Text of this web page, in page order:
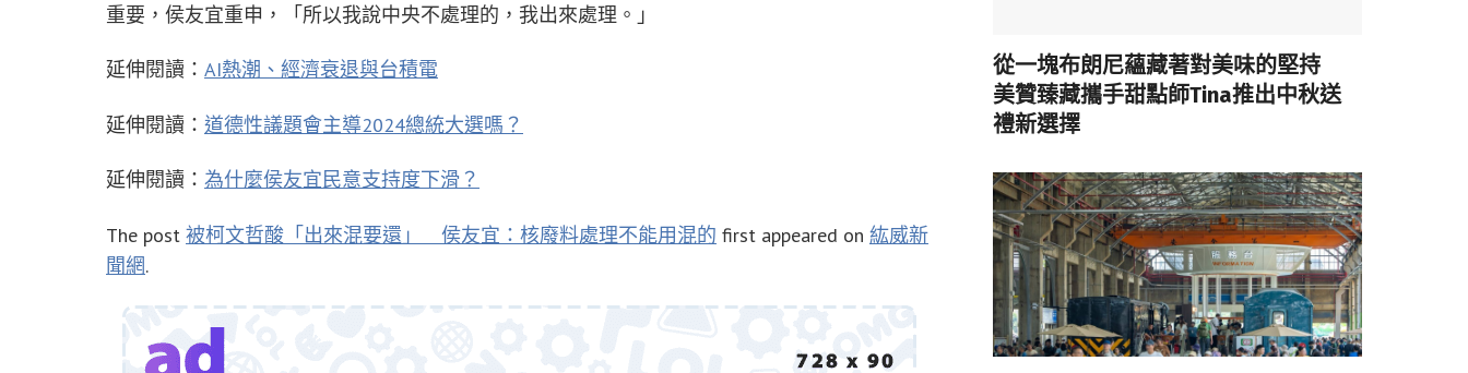
重要，侯友宜重申，「所以我說中央不處理的，我出來處理。」
延伸閱讀： AI熱潮、經濟衰退與台積電
延伸閱讀： 道德性議題會主導2024總統大選嗎？
延伸閱讀： 為什麼侯友宜民意支持度下滑？
The post 被柯文哲酸「出來混要還」 侯友宜：核廢料處理不能用混的 first appeared on 紘威新
聞網.
從一塊布朗尼蘊藏著對美味的堅持
美贊臻藏攜手甜點師Tina推出中秋送
禮新選擇